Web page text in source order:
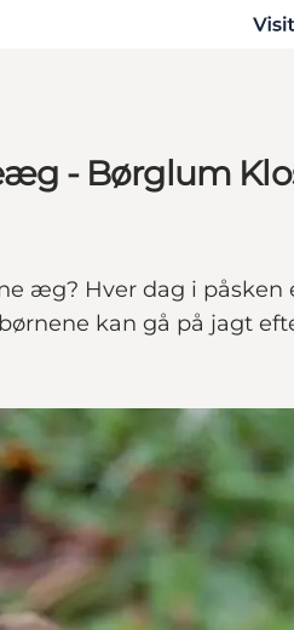
- Børglum
æg? Hver dag i
kan gå på jagt